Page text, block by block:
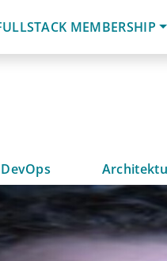
MEMBERSHIP
DevOps